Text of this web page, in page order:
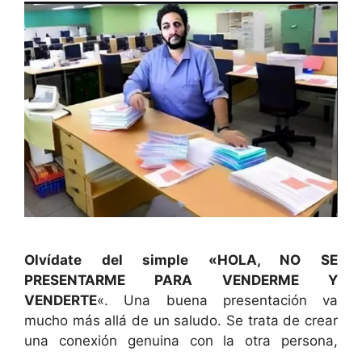
Olvídate del simple «HOLA, NO SE
PRESENTARME PARA VENDERME Y
VENDERTE«. Una buena presentación va
mucho más allá de un saludo. Se trata de crear
una conexión genuina con la otra persona,